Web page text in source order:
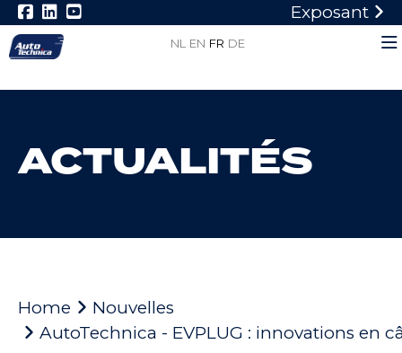
Exposant
NL EN FR DE
ACTUALITÉS
Home
Nouvelles
AutoTechnica - EVPLUG : innovations en